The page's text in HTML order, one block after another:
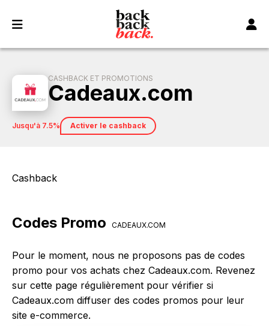
CASHBACK ET PROMOTIONS
Cadeaux.com
jusqu'à 7.5% Activer le cashback
Cashback
Codes Promo CADEAUX.COM
Pour le moment, nous ne proposons pas de codes
promo pour vos achats chez Cadeaux.com. Revenez
sur cette page régulièrement pour vérifier si
Cadeaux.com diffuser des codes promos pour leur
site e-commerce.